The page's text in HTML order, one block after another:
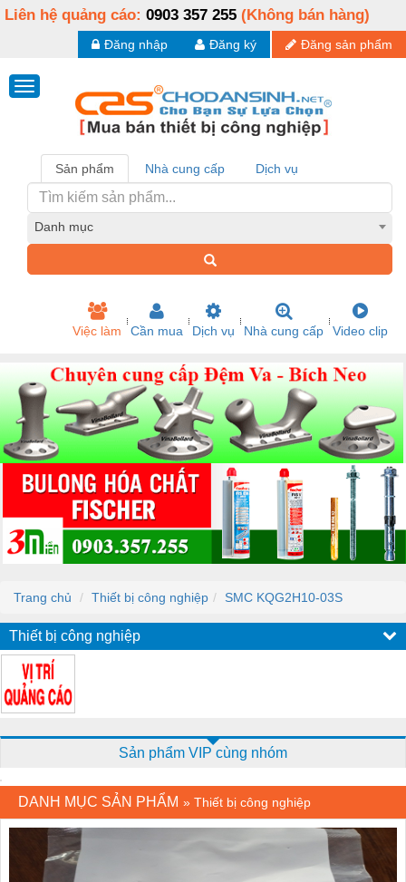
Liên hệ quảng cáo: 0903 357 255 (Không bán hàng)
Đăng sản phẩm
Đăng ký
Đăng nhập
Sản phẩm Nhà cung cấp Dịch vụ
Danh mục
Việc làm Cần mua Dịch vụ Nhà cung cấp Video clip
Trang chủ Thiết bị công nghiệp SMC KQG2H10-03S
Thiết bị công nghiệp
Sản phẩm VIP cùng nhóm
DANH MỤC SẢN PHẨM » Thiết bị công nghiệp